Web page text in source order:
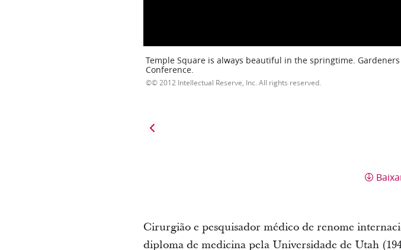
Temple Square is always beautiful in the springtime.
Conference.
© 2012 Intellectual Reserve, Inc. All rights reserved.
Cirurgião e pesquisador médico de renome
diploma de medicina pela Universidade de Utah